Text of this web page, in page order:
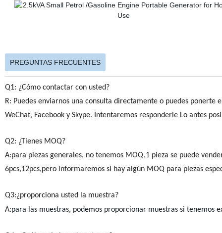
PREGUNTAS FRECUENTES
Q1: ¿Cómo contactar con usted?
R: Puedes enviarnos una consulta directamente o puedes
WeChat, Facebook y Skype. Intentaremos responderle Lo antes
Q2: ¿Tienes MOQ?
A:para piezas generales, no tenemos MOQ,1 pieza se puede
6pcs,12pcs,pero informaremos si hay algún MOQ para piezas
Q3:¿proporciona usted la muestra?
A:para las muestras, podemos proporcionar muestras si tenemos